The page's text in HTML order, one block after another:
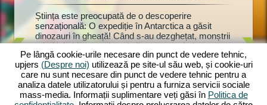
o
vor
zoo.
și
le cu
Știința este preocupată de o descoperire
senzațională: O expediție în Antarctica a găsit
dinozauri în gheață! Când s-au dezghețat, monștrii
primitivi chiar au prins viață - acum trebuie
construit rapid un parc de dinozauri cu anexe
adecvate. Cercetătorul Dr. Walter Müller vă ajută,
deoarece a bănuit întotdeauna că dinozaurii
înghețați ar putea fi readuși la viață. Va afla și el
secretul soției sale dispărute? Începe acum
parc
mulțime
și jucării
anexele
mulți
Pe lângă cookie-urile necesare din punct de vedere tehnic,
upjers (Despre noi) utilizează pe site-ul său web, și cookie-uri
care nu sunt necesare din punct de vedere tehnic pentru a
analiza datele utilizatorului și pentru a furniza servicii sociale
mass-media. Informații suplimentare veți găsi în Politica de